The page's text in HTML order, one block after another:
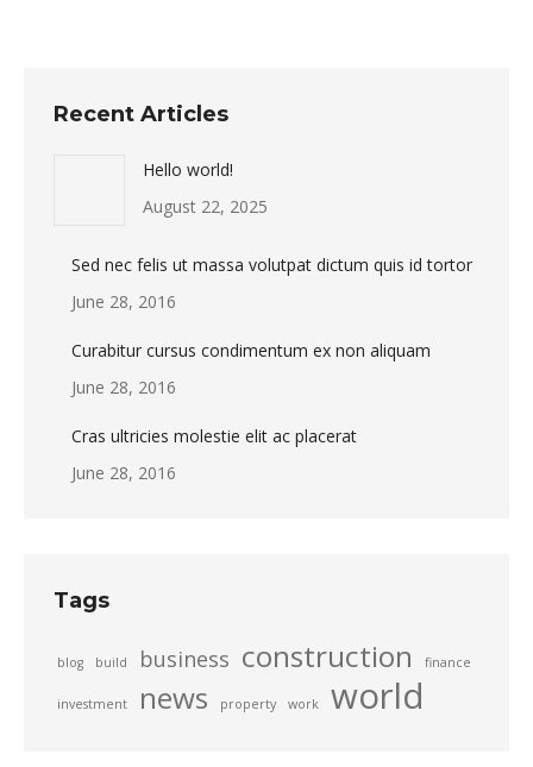
Recent Articles
Hello world!
August 22, 2025
Sed nec felis ut massa volutpat dictum quis id tortor
June 28, 2016
Curabitur cursus condimentum ex non aliquam
June 28, 2016
Cras ultricies molestie elit ac placerat
June 28, 2016
Tags
blog build business construction finance
investment news property work world